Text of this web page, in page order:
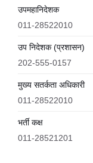
उपमहानिदेशक
011-28522010
उप निदेशक (प्रशासन)
202-555-0157
मुख्य सतर्कता अधिकारी
011-28522010
भर्ती कक्ष
011-28521201